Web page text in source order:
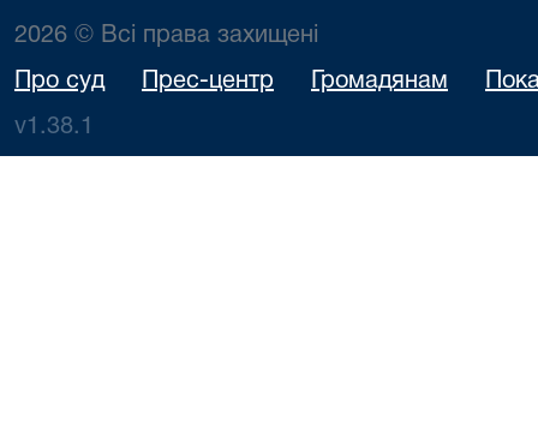
2026 © Всі права захищені
Про суд Прес-центр Громадянам
v1.38.1